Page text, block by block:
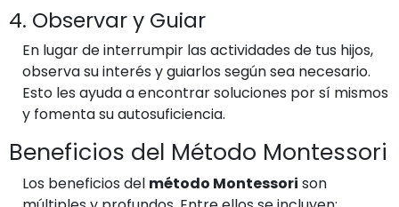
4. Observar y Guiar
En lugar de interrumpir las actividades de tus hijos,
observa su interés y guiarlos según sea necesario.
Esto les ayuda a encontrar soluciones por sí mismos
y fomenta su autosuficiencia.
Beneficios del Método Montessori
Los beneficios del método Montessori son